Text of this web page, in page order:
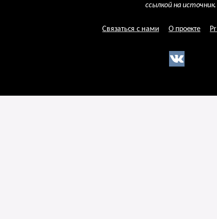
ссылкой на источник.
Связаться с нами О проекте